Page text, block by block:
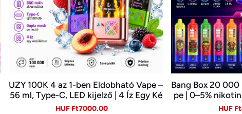
UZY 100K 4 az 1-ben Eldobható Vape –
56 ml, Type-C, LED kijelző | 4 Íz Egy Ké
szülékben
Sale
HUF Ft7000.00
Bang Box 20
pe | 0–5%
Sale
HUF